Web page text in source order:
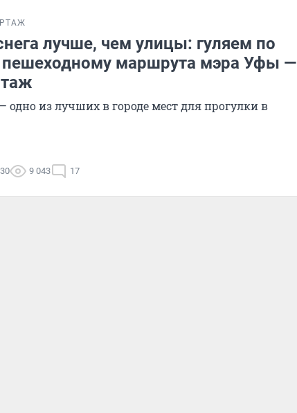
лучше, чем улицы: гуляем по
маршрута мэра Уфы —
одно из лучших в городе мест для прогулки в
9 043 17